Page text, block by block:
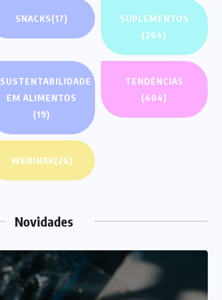
SNACKS(17)
SUPLEMENTOS
(264)
SUSTENTABILIDADE
EM ALIMENTOS
(19)
TENDÊNCIAS
(404)
WEBINAR(26)
Novidades